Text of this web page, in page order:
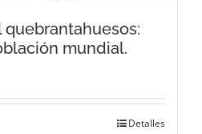
quebrantahuesos:
mundial.
Detalles